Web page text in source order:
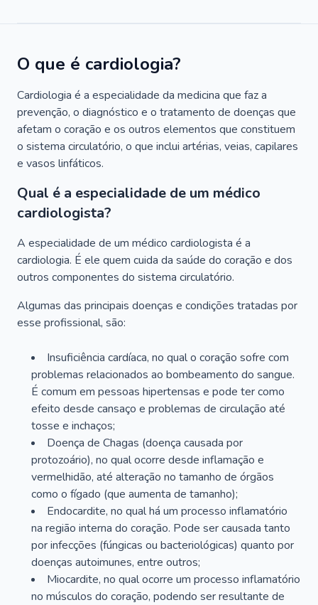
O que é cardiologia?
Cardiologia é a especialidade da medicina que faz a
prevenção, o diagnóstico e o tratamento de doenças que
afetam o coração e os outros elementos que constituem
o sistema circulatório, o que inclui artérias, veias, capilares
e vasos linfáticos.
Qual é a especialidade de um médico
cardiologista?
A especialidade de um médico cardiologista é a
cardiologia. É ele quem cuida da saúde do coração e dos
outros componentes do sistema circulatório.
Algumas das principais doenças e condições tratadas por
esse profissional, são:
Insuficiência cardíaca, no qual o coração sofre com
problemas relacionados ao bombeamento do sangue.
É comum em pessoas hipertensas e pode ter como
efeito desde cansaço e problemas de circulação até
tosse e inchaços;
Doença de Chagas (doença causada por
protozoário), no qual ocorre desde inflamação e
vermelhidão, até alteração no tamanho de órgãos
como o fígado (que aumenta de tamanho);
Endocardite, no qual há um processo inflamatório
na região interna do coração. Pode ser causada tanto
por infecções (fúngicas ou bacteriológicas) quanto por
doenças autoimunes, entre outros;
Miocardite, no qual ocorre um processo inflamatório
no músculos do coração, podendo ser resultante de